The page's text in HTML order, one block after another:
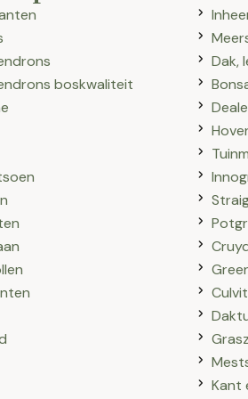
boskwaliteit
Dak,
Kant